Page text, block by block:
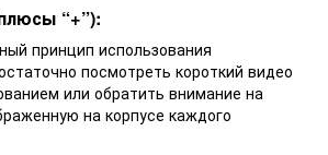
“+”):
принцип использования
посмотреть короткий видео
или обратить внимание на
на корпусе каждого